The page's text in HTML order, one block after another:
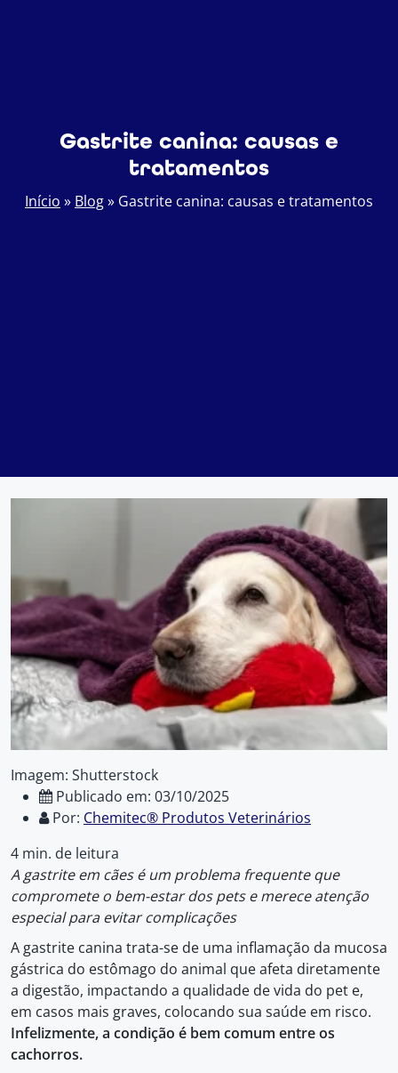
Gastrite canina: causas e
tratamentos
Início » Blog» Gastrite canina: causas e tratamentos
Imagem: Shutterstock
Publicado em: 03/10/2025
Por: Chemitec® Produtos Veterinários
4 min. de leitura
A gastrite em cães é um problema frequente que
compromete o bem-estar dos pets e merece atenção
especial para evitar complicações
A gastrite canina trata-se de uma inflamação da mucosa
gástrica do estômago do animal que afeta diretamente
a digestão, impactando a qualidade de vida do pet e,
em casos mais graves, colocando sua saúde em risco.
Infelizmente, a condição é bem comum entre os
cachorros.